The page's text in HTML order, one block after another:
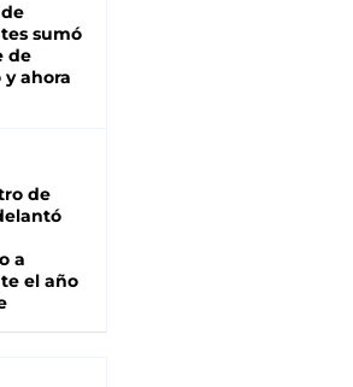
sumó
de
y ahora
de
a
el año